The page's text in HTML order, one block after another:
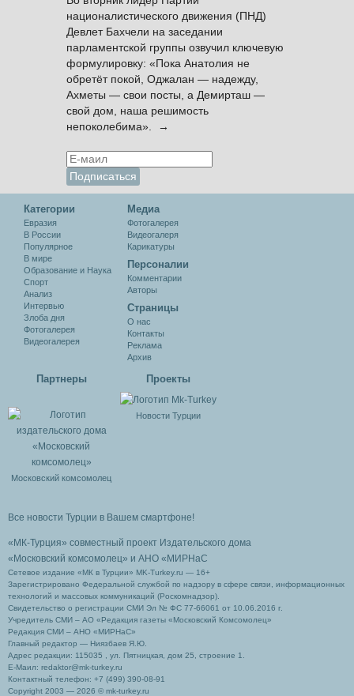
националистического движения (ПНД)
Девлет Бахчели на заседании
парламентской группы озвучил ключевую
формулировку: «Пока Анатолия не
обретёт покой, Оджалан — надежду,
Ахметы — свои посты, а Демирташ —
свой дом, наша решимость
непоколебима». →
Категории
Евразия
В России
Популярное
В мире
Образование и Наука
Спорт
Анализ
Интервью
Злоба дня
Фотогалерея
Видеогалерея
Медиа
Фотогалерея
Видеогалеря
Карикатуры
Персоналии
Комментарии
Авторы
Cтраницы
О нас
Контакты
Реклама
Архив
Партнеры
Московский комсомолец
Проекты
Новости Турции
Все новости Турции в Вашем смартфоне!
«МК-Турция» совместный проект Издательского дома
«Московский комсомолец» и АНО «МИРНаС
Сетевое издание «МК в Турции» MK-Turkey.ru — 16+
Зарегистрировано Федеральной службой по надзору в сфере связи, информационных
технологий и массовых коммуникаций (Роскомнадзор).
Свидетельство о регистрации СМИ Эл № ФС 77-66061 от 10.06.2016 г.
Учредитель СМИ – АО «Редакция газеты «Московский Комсомолец»
Редакция СМИ – АНО «МИРНаС»
Главный редактор — Ниязбаев Я.Ю.
Адрес редакции: 115035 , ул. Пятницкая, дом 25, строение 1.
Е-Маил: redaktor@mk-turkey.ru
Контактный телефон: +7 (499) 390-08-91
Copyright 2003 — 2026 © mk-turkey.ru